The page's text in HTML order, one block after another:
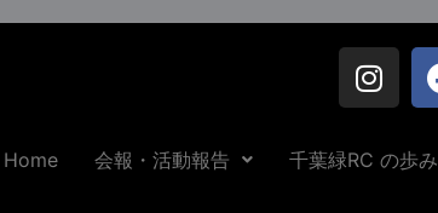
Home 会報・活動報告 千葉緑RC の歩み